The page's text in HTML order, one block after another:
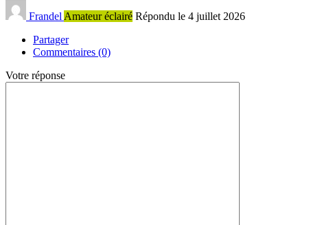
Frandel Amateur éclairé Répondu le 4 juillet 2026
Partager
Commentaires (0)
Votre réponse